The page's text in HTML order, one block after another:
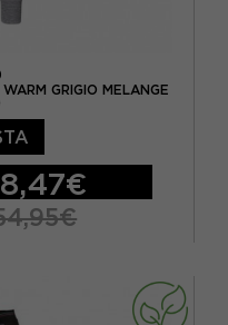
GRIGIO MELANGE